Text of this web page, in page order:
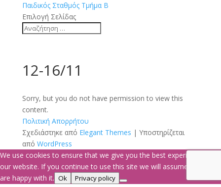
Παιδικός Σταθμός Τμήμα Β
Επιλογή Σελίδας
12-16/11
Sorry, but you do not have permission to view this
content.
Πολιτική Απορρήτου
Σχεδιάστηκε από Elegant Themes | Υποστηρίζεται
από WordPress
We use cookies to ensure that we give you the best experience on
our website. If you continue to use this site we will assume that you
are happy with it. Ok Privacy policy